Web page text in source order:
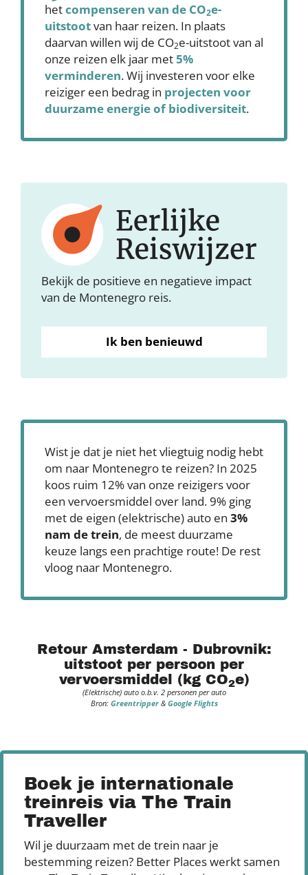
hetcompenseren van de CO2e-
uitstootvan haar reizen. In plaats
daarvan willen wij de CO2e-uitstoot van al
onze reizen elk jaar met5%
verminderen. Wij investeren voor elke
reiziger een bedrag in projecten voor
duurzame energie of biodiversiteit.
Bekijk de positieve en negatieve impact
van de Montenegro reis.
Ik ben benieuwd
Wist je dat je niet het vliegtuig nodig hebt
om naar Montenegro te reizen? In 2025
koos ruim 12% van onze reizigers voor
een vervoersmiddel over land. 9% ging
met de eigen (elektrische) auto en 3%
nam de trein, de meest duurzame
keuze langs een prachtige route! De rest
vloog naar Montenegro.
Retour Amsterdam - Dubrovnik:
uitstoot per persoon per
vervoersmiddel (kg CO2e)
(Elektrische) auto o.b.v. 2 personen per auto
Bron: Greentripper& Google Flights
Boek je internationale
treinreis via The Train
Traveller
Wil je duurzaam met de trein naar je
bestemming reizen? Better Places werkt samen